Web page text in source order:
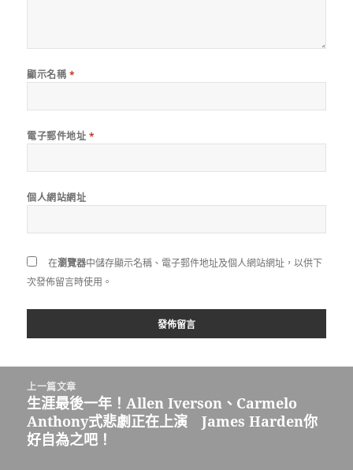
顯示名稱 *
電子郵件地址 *
個人網站網址
在瀏覽器中儲存顯示名稱、電子郵件地址及個人網站網址，以供下
次發佈留言時使用。
上一篇文章
上
一
篇
生涯最後一年！Allen Iverson、Carmelo
Anthony式悲劇正在上演 James Harden你
好自為之吧！